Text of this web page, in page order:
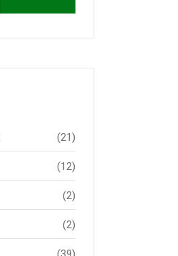
(21)
(12)
(2)
(2)